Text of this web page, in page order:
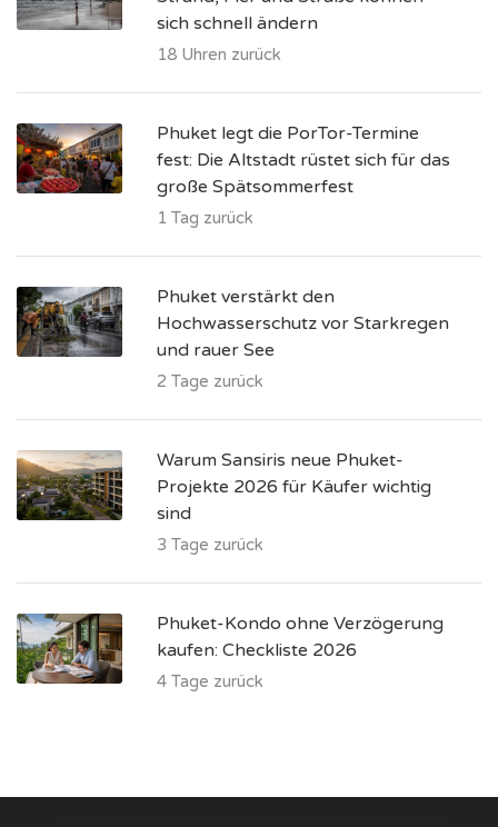
sich schnell ändern
18 Uhren zurück
Phuket legt die PorTor-Termine
fest: Die Altstadt rüstet sich für das
große Spätsommerfest
1 Tag zurück
Phuket verstärkt den
Hochwasserschutz vor Starkregen
und rauer See
2 Tage zurück
Warum Sansiris neue Phuket-
Projekte 2026 für Käufer wichtig
sind
3 Tage zurück
Phuket-Kondo ohne Verzögerung
kaufen: Checkliste 2026
4 Tage zurück